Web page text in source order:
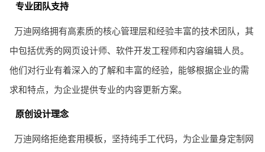
专业团队支持
万迪网络拥有高素质的核心管理层和经验丰富的技术团队，其
中包括优秀的网页设计师、软件开发工程师和内容编辑人员。
他们对行业有着深入的了解和丰富的经验，能够根据企业的需
求和特点，为企业提供专业的内容更新方案。
原创设计理念
万迪网络拒绝套用模板，坚持纯手工代码，为企业量身定制网